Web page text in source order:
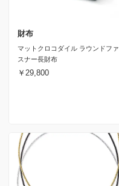
財布
マットクロコダイル ラウンドファ
スナー長財布
￥29,800